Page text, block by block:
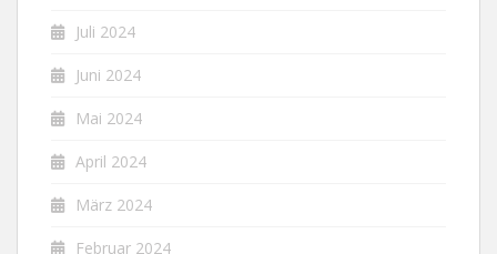
Juli 2024
Juni 2024
Mai 2024
April 2024
März 2024
Februar 2024